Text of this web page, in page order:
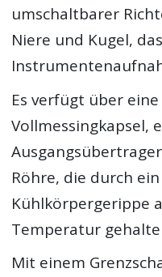
umschaltbarer
Niere und Kugel,
Es verfügt über
Vollmessingkapsel,
Röhre, die durch
Kühlkörpergerippe
Temperatur
Mit einem